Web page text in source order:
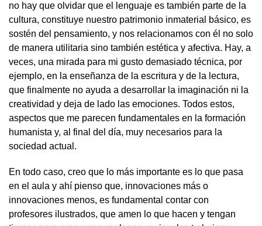
no hay que olvidar que el lenguaje es también parte de la
cultura, constituye nuestro patrimonio inmaterial básico, es
sostén del pensamiento, y nos relacionamos con él no solo
de manera utilitaria sino también estética y afectiva. Hay, a
veces, una mirada para mi gusto demasiado técnica, por
ejemplo, en la enseñanza de la escritura y de la lectura,
que finalmente no ayuda a desarrollar la imaginación ni la
creatividad y deja de lado las emociones. Todos estos,
aspectos que me parecen fundamentales en la formación
humanista y, al final del día, muy necesarios para la
sociedad actual.
En todo caso, creo que lo más importante es lo que pasa
en el aula y ahí pienso que, innovaciones más o
innovaciones menos, es fundamental contar con
profesores ilustrados, que amen lo que hacen y tengan